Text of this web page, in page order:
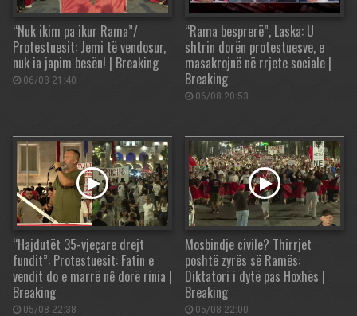
“Nuk ikim pa ikur Rama”/
Protestuesit: Jemi të vendosur,
nuk ia japim besën! | Breaking
06/08 21:40
“Rama besprerë”, Laska: U
shtrin dorën protestuesve, e
masakrojnë në rrjete sociale |
Breaking
06/08 20:53
“Hajdutët 35-vjeçare drejt
fundit”: Protestuesit: Fatin e
vendit do e marrë nê dorë rinia |
Breaking
05/08 22:38
Mosbindje civile? Thirrjet
poshtë zyrës së Ramës:
Diktatori i dytë pas Hoxhës |
Breaking
05/08 22:00